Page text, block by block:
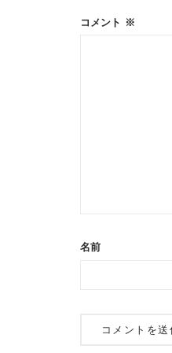
コメント ※
名前